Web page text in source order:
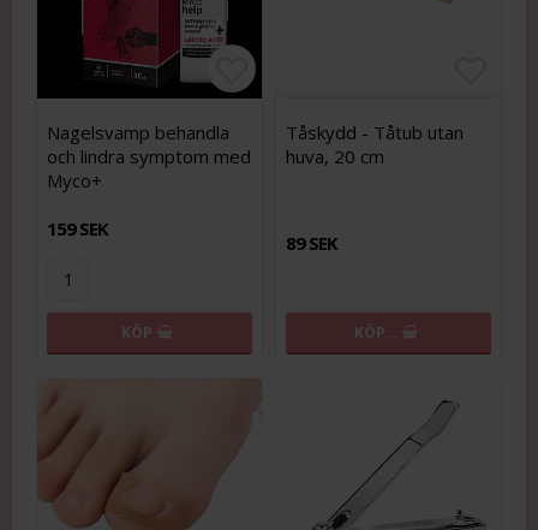
Lägg till i favoritlistan
Nagelsvamp behandla
och lindra symptom med
Myco+
159 SEK
KÖP
Tåskydd - Tåtub utan
huva, 20 cm
89 SEK
KÖP…